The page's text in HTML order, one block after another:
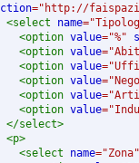
=" http://
<select name="
<option value="%"
<option value="
<option value="
<option value="
<option value="
<option value="
</select>
<p>
<select name="Zona"